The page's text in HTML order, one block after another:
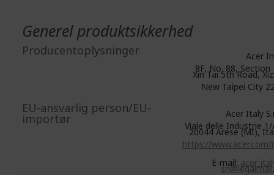
Generel produktsikkerhed
Producentoplysninger
Acer
8F, No. 88, Section
Xin Tai 5th Road,
New Taipei City
EU-ansvarlig person/EU-
importør
Acer Italy
Viale delle Industrie 1/
20044 Arese (MI),
https://
E-mail:acer-